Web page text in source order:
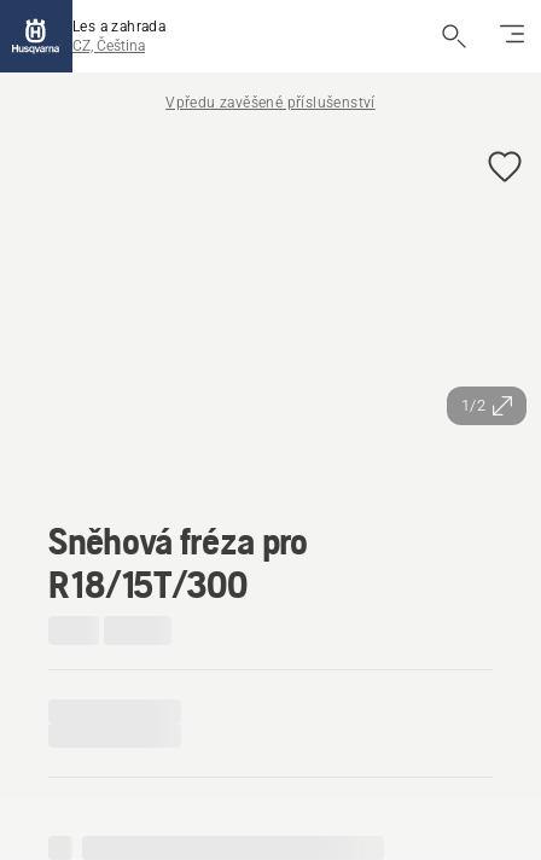
Les a zahrada
CZ, Čeština
Vpředu zavěšené příslušenství
1/2
Sněhová fréza pro
R 18/15T/300